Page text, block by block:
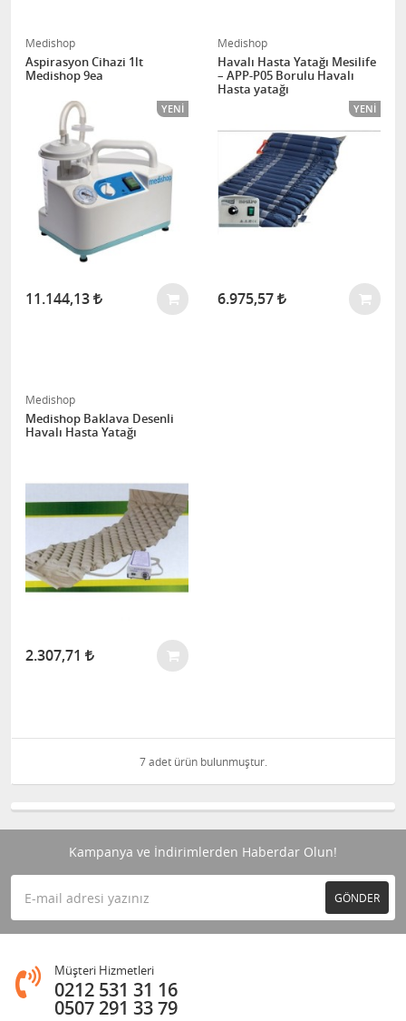
Medishop
Aspirasyon Cihazi 1lt
Medishop 9ea
YENI
11.144,13
Medishop
Havalı Hasta Yatağı Mesilife
– APP-P05 Borulu Havalı
Hasta yatağı
YENI
6.975,57
Medishop
Medishop Baklava Desenli
Havalı Hasta Yatağı
2.307,71
7 adet ürün bulunmuştur.
Kampanya ve İndirimlerden Haberdar Olun!
GÖNDER
Müşteri Hizmetleri
0212 531 31 16
0507 291 33 79